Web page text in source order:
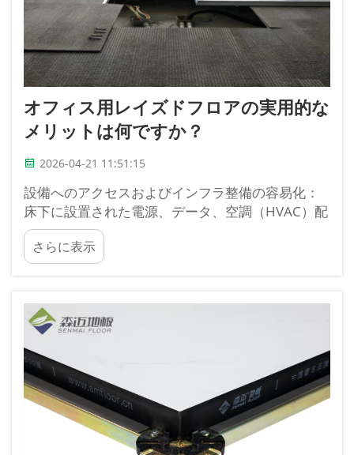
オフィス用レイズドフロアの実用的な
メリットは何ですか？
2026-04-21 11:51:15
設備へのアクセスおよびインフラ整備の容易化：
床下に設置された電源、データ、空調（HVAC）配
線への迅速なアクセスが可能。オフィス用レイズ
ドフロアはメンテナンスを革新し、工具を用いず
に即座に重要なサービスにアクセスできるように
さらに表示